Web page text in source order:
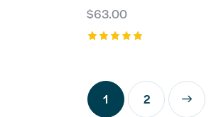
$63.00
1 2